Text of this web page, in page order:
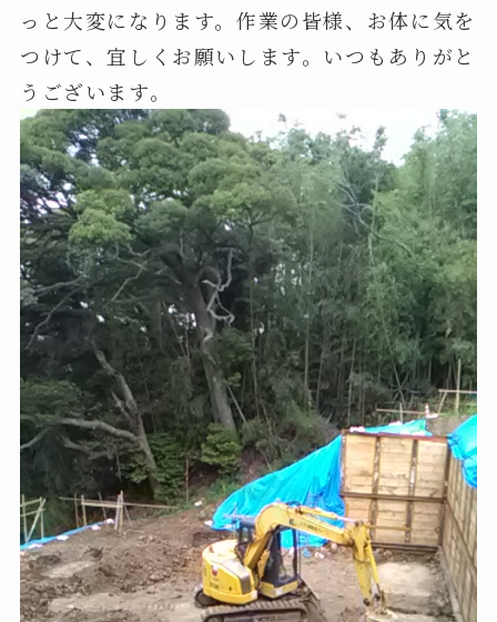
っと大変になります。作業の皆様、お体に気を
つけて、宜しくお願いします。いつもありがと
うございます。